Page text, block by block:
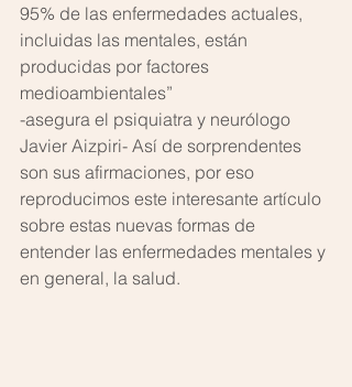
95% de las enfermedades actuales,
incluidas las mentales, están
producidas por factores
medioambientales”
-asegura el psiquiatra y neurólogo
Javier Aizpiri- Así de sorprendentes
son sus afirmaciones, por eso
reproducimos este interesante artículo
sobre estas nuevas formas de
entender las enfermedades mentales y
en general, la salud.